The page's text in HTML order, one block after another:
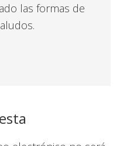
las formas de